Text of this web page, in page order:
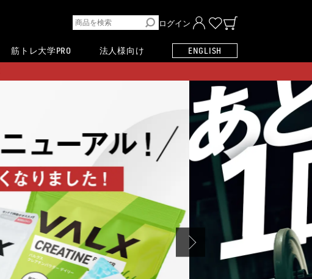
ログイン
筋トレ大学PRO 法人様向け ENGLISH